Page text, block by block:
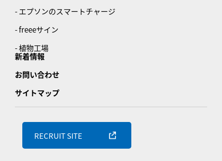
- エプソンのスマートチャージ
- freeeサイン
- 植物工場
新着情報
お問い合わせ
サイトマップ
RECRUIT SITE